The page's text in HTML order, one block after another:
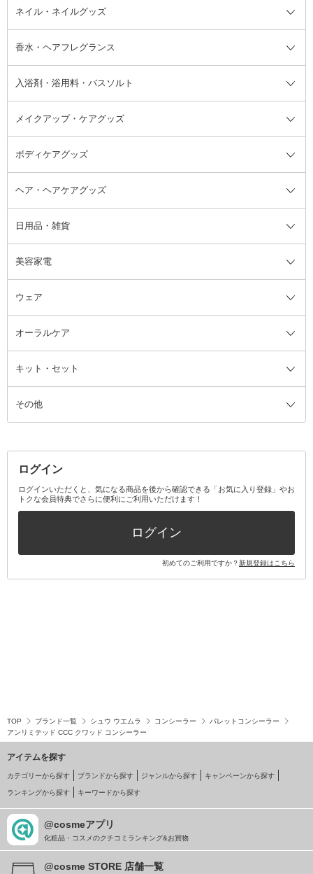
洗い流すパック・マスク
リップクリーム・リップケア
顔用マッサージ料
チーク
ハイライト・シェーディング
バストケア
ネイルケア
脱毛・除毛ケア
ヘアスタイリング剤
頭皮ケア・育毛剤
その他シャンプー・ヘアケア・ヘ
アスタイリング
サンオイル・タンニング
その他日焼け対策・UVケア
デオドラント・制汗剤・汗ケア全
て
フット用デオドラント・制汗剤・
汗ケア
ネイル・ネイルグッズ
ネイル・ネイルグッズ全て
ジェルネイル
リムーバー・除光液
香水・ヘアフレグランス
香水・ヘアフレグランス全て
フレグランスミスト
その他香水・ヘアフレグランス
入浴剤・浴用料・バスソルト
入浴剤・浴用料・バスソルト全て
バスソルト
メイクアップ・ケアグッズ
メイクアップ・ケアグッズ全て
コットン・綿棒
洗顔グッズ
ブラシ・チップ
ツィザー・毛抜き
カミソリ
ファンデーション・パウダーケー
ス
ミラー・鏡
ボディケアグッズ
ボディケアグッズ全て
マッサージ・ボディケアグッズ
かかと・角質ケアグッズ
絆創膏
ヘア・ヘアケアグッズ
ヘア・ヘアケアグッズ全て
ヘアゴム
ヘアバンド
ヘッドマッサージブラシ
日用品・雑貨
日用品・雑貨全て
柔軟剤
ルームフレグランス・ディフュー
ザー
アロマキャンドル
消臭剤・芳香剤
美容家電
美容家電全て
ボディケア美容家電
その他美容家電
ウェア
ウェア全て
レッグウェア
オーラルケア
オーラルケア全て
歯ブラシ
その他オーラルケア
キット・セット
キット・セット全て
ボディケアキット
その他キット・セット
その他
ログイン
ログインいただくと、気になる商品を後から確認できる「お気に入り登録」やお
トクな会員特典でさらに便利にご利用いただけます！
ログイン
初めてのご利用ですか？新規登録はこちら
TOP ブランド一覧 シュウ ウエムラ コンシーラー
パレットコンシーラー
アンリミテッド CCC クワッド コンシーラー
アイテムを探す
カテゴリーから探す ブランドから探す ジャンルから探す キャンペーンから探す
ランキングから探す キーワードから探す
@cosmeアプリ
化粧品・コスメのクチコミランキング&お買物
@cosme STORE 店舗一覧